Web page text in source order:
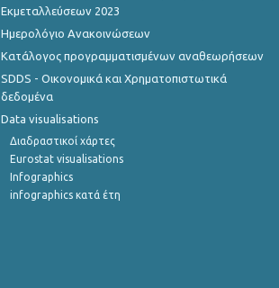
Ιουνίου 2022
Απριλίου 2022
Φεβρουαρίου 2022
Ιανουαρίου 2022
Εκμεταλλεύσεων 2023
Ημερολόγιο Ανακοινώσεων
Κατάλογος προγραμματισμένων αναθεωρήσεων
SDDS - Οικονομικά και Χρηματοπιστωτικά
δεδομένα
Data visualisations
Διαδραστικοί χάρτες
Eurostat visualisations
Infographics
infographics κατά έτη